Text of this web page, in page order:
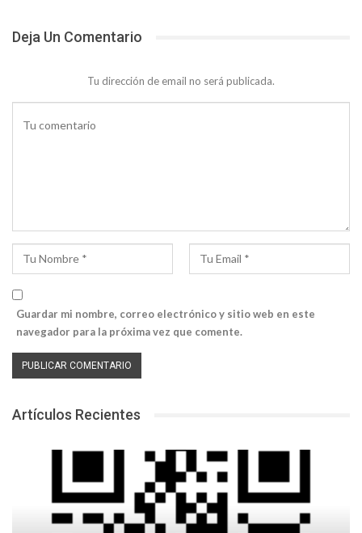
Deja Un Comentario
Tu dirección de email no será publicada.
Guardar mi nombre, correo electrónico y sitio web en este
navegador para la próxima vez que comente.
Artículos Recientes